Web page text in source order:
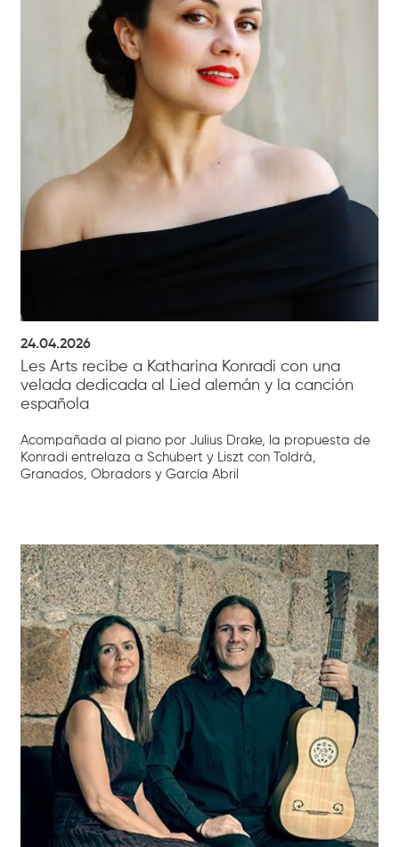
24.04.2026
Les Arts recibe a Katharina Konradi con una
velada dedicada al Lied alemán y la canción
española
Acompañada al piano por Julius Drake, la propuesta de
Konradi entrelaza a Schubert y Liszt con Toldrà,
Granados, Obradors y García Abril